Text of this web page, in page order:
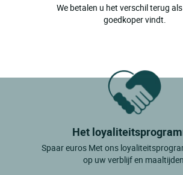
We betalen u het verschil terug
goedkoper vindt.
Het
Spaar euros Met ons
op uw verblijf en